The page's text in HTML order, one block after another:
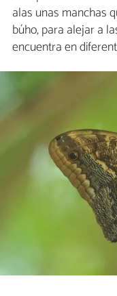
alas unas manchas
búho, para alejar a
encuentra en